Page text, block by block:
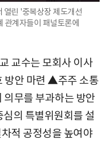
열린 '중복상장 제도개선
관계자들이 패널토론에
교수는 모회사 이사
안 마련 ▲주주 소통
무를 부과하는 방안
의 특별위원회를 설
적 공정성을 높여야